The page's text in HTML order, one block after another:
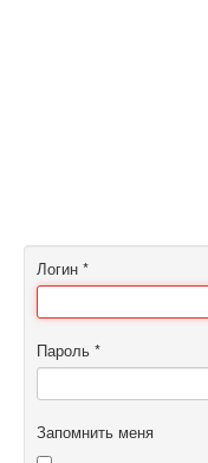
Логин *
Пароль *
Запомнить меня